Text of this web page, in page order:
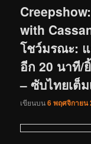
with
โชว์มรณะ:
อีก 20 นาที/
– ซับไทยเต็
เขียนบน6 พฤศจิกายน